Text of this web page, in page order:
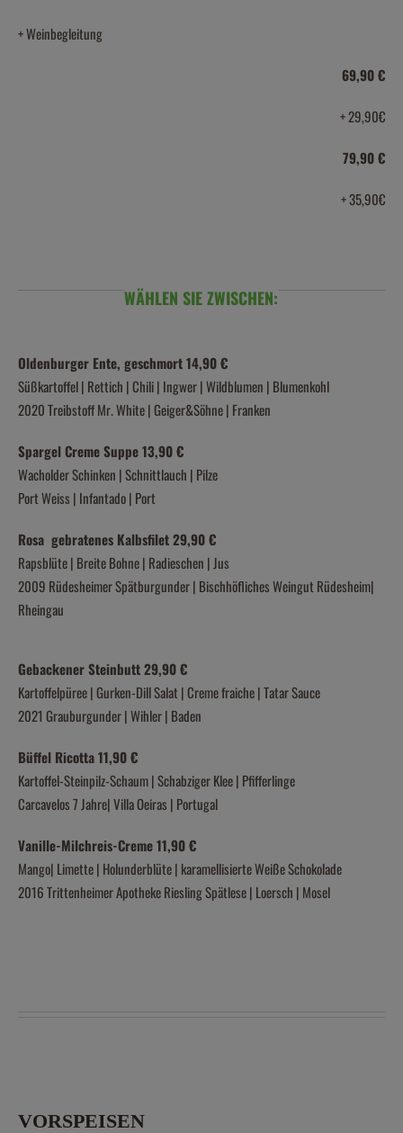
+ Weinbegleitung
69,90 €
+ 29,90€
79,90 €
+ 35,90€
WÄHLEN SIE ZWISCHEN:
Oldenburger Ente, geschmort 14,90 €
Süßkartoffel | Rettich | Chili | Ingwer | Wildblumen | Blumenkohl
2020 Treibstoff Mr. White | Geiger&Söhne | Franken
Spargel Creme Suppe 13,90 €
Wacholder Schinken | Schnittlauch | Pilze
Port Weiss | Infantado | Port
Rosa gebratenes Kalbsfilet 29,90 €
Rapsblüte | Breite Bohne | Radieschen | Jus
2009 Rüdesheimer Spätburgunder | Bischhöfliches Weingut Rüdesheim|
Rheingau
Gebackener Steinbutt 29,90 €
Kartoffelpüree | Gurken-Dill Salat | Creme fraiche | Tatar Sauce
2021 Grauburgunder | Wihler | Baden
Büffel Ricotta 11,90 €
Kartoffel-Steinpilz-Schaum | Schabziger Klee | Pfifferlinge
Carcavelos 7 Jahre| Villa Oeiras | Portugal
Vanille-Milchreis-Creme 11,90 €
Mango| Limette | Holunderblüte | karamellisierte Weiße Schokolade
2016 Trittenheimer Apotheke Riesling Spätlese | Loersch | Mosel
VORSPEISEN